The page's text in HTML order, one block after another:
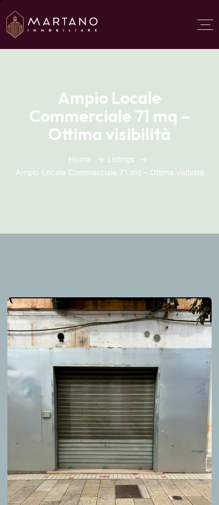
Aggiungi qui il testo del
titolo
Ampio Locale
Commerciale 71 mq –
Ottima visibilità
Home
Listings
Ampio Locale Commerciale 71 mq – Ottima visibilità